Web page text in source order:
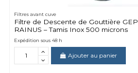
Filtres avant cuve
Filtre de Descente de Gouttière GEP
RAINUS – Tamis Inox 500 microns
Expédition sous 48 h
Ajouter au panier